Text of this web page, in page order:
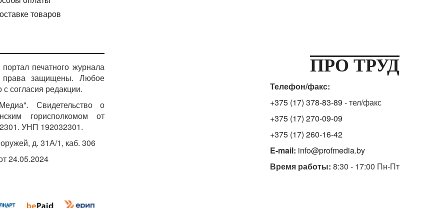
товаров
печатного журнала
права защищены. Любое
согласия редакции.
Свидетельство о
горисполкомом от
УНП 192032301.
д. 31А/1, каб. 306
24.05.2024
ПРО ТРУД
Телефон/факс:
+375 (17) 378-83-89 - тел/факс
+375 (17) 270-09-09
+375 (17) 260-16-42
E-mail: info@profmedia.by
Время работы: 8:30 - 17:00 Пн-Пт